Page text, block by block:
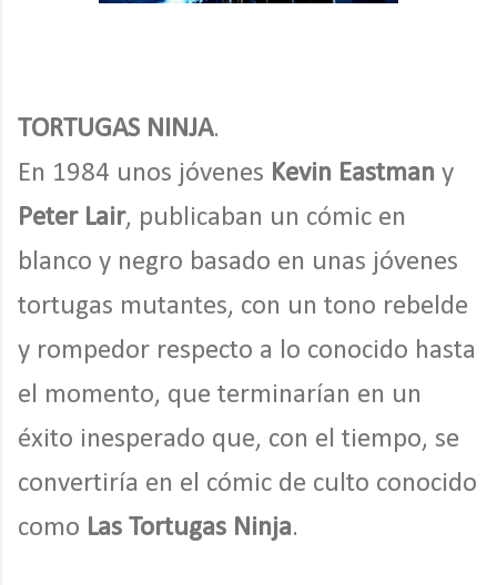
TORTUGAS NINJA.
En 1984 unos jóvenes Kevin Eastman y
Peter Lair, publicaban un cómic en
blanco y negro basado en unas jóvenes
tortugas mutantes, con un tono rebelde
y rompedor respecto a lo conocido hasta
el momento, que terminarían en un
éxito inesperado que, con el tiempo, se
convertiría en el cómic de culto conocido
como Las Tortugas Ninja.